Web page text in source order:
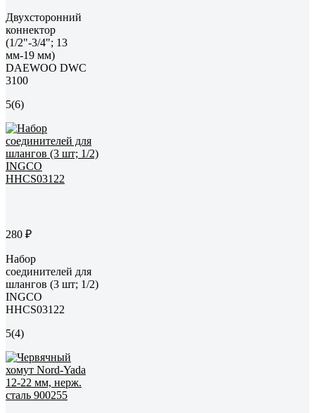
Двухсторонний
коннектор
(1/2"-3/4"; 13
мм-19 мм)
DAEWOO DWC
3100
5(6)
280 ₽
Набор
соединителей для
шлангов (3 шт; 1/2)
INGCO
HHCS03122
5(4)